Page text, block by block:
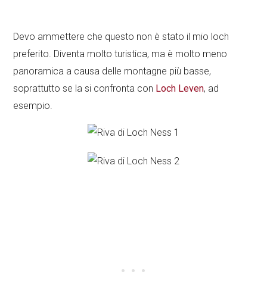
Devo ammettere che questo non è stato il mio loch
preferito. Diventa molto turistica, ma è molto meno
panoramica a causa delle montagne più basse,
soprattutto se la si confronta con Loch Leven, ad
esempio.